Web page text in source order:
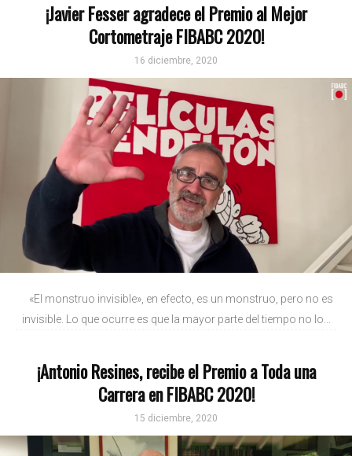
¡Javier Fesser agradece el Premio al Mejor
Cortometraje FIBABC 2020!
16 diciembre, 2020
«El monstruo invisible», en efecto, es un monstruo, pero no es
invisible. Lo que ocurre es que la mayor parte del tiempo no lo...
¡Antonio Resines, recibe el Premio a Toda una
Carrera en FIBABC 2020!
15 diciembre, 2020